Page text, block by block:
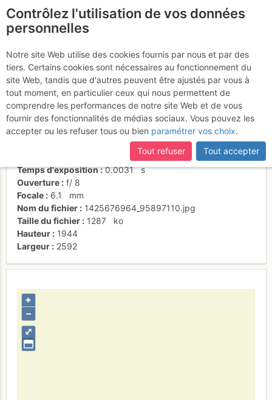
La Haute-Ubaye
Activités
Date/heure
26 févr. 2015 09:58
Contributeur
dm.gosset
individuel (CC by-nc-nd)
Canon DIGITAL IXUS 850 IS
Temps d'exposition
0.0031 s
Ouverture
f/ 8
Focale
6.1
mm
Nom du fichier
1425676964_95897110.jpg
Taille du fichier
1287
ko
Hauteur
1944
Largeur
2592
⤢
+
–
Contrôlez l'utilisation de vos données
personnelles
Notre site Web utilise des cookies fournis par nous et par des
tiers. Certains cookies sont nécessaires au fonctionnement du
site Web, tandis que d'autres peuvent être ajustés par vous à
tout moment, en particulier ceux qui nous permettent de
comprendre les performances de notre site Web et de vous
fournir des fonctionnalités de médias sociaux. Vous pouvez les
accepter ou les refuser tous ou bien paramétrer vos choix.
Tout refuser
Tout accepter